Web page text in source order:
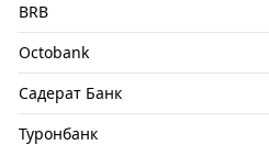
BRB
Octobank
Садерат Банк
Туронбанк